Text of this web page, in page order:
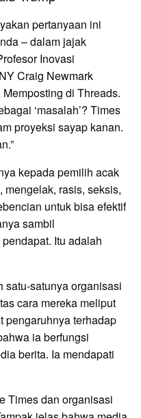
pertanyaan ini
– dalam jajak
Inovasi
Craig Newmark
di Threads.
‘masalah’? Times
proyeksi sayap kanan.
kepada pemilih acak
rasis, seksis,
untuk bisa efektif
sambil
Itu adalah
satu-satunya organisasi
cara mereka meliput
pengaruhnya terhadap
ia berfungsi
berita. Ia mendapati
Times dan organisasi